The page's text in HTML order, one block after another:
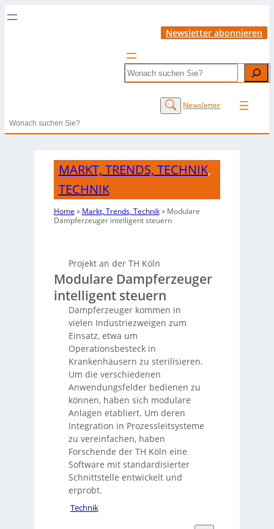
Newsletter abonnieren
Search
Newsletter
Search
MARKT, TRENDS, TECHNIK,
TECHNIK
Home » Markt, Trends, Technik» Modulare
Dampferzeuger intelligent steuern
Projekt an der TH Köln
Modulare Dampferzeuger
intelligent steuern
Dampferzeuger kommen in
vielen Industriezweigen zum
Einsatz, etwa um
Operationsbesteck in
Krankenhäusern zu sterilisieren.
Um die verschiedenen
Anwendungsfelder bedienen zu
können, haben sich modulare
Anlagen etabliert. Um deren
Integration in Prozessleitsysteme
zu vereinfachen, haben
Forschende der TH Köln eine
Software mit standardisierter
Schnittstelle entwickelt und
erprobt.
Technik